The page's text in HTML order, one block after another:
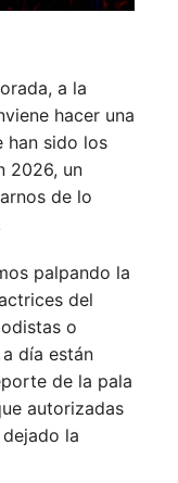
a la
hacer una
han sido los
2026, un
de lo
palpando la
del
o
día están
de la pala
autorizadas
la